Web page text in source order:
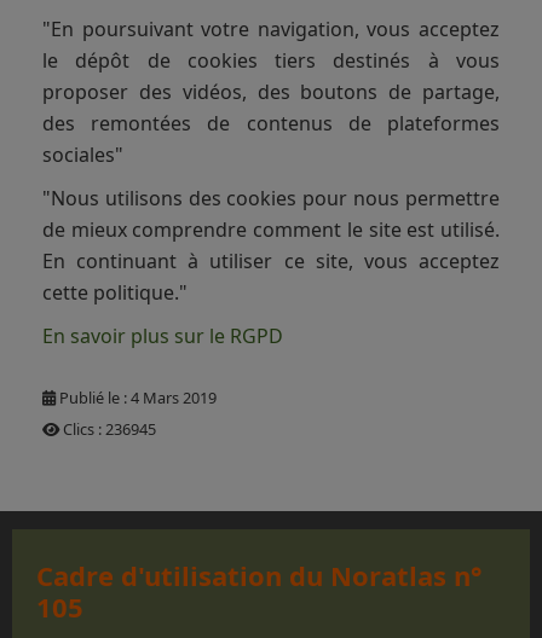
"En poursuivant votre navigation, vous acceptez
le dépôt de cookies tiers destinés à vous
proposer des vidéos, des boutons de partage,
des remontées de contenus de plateformes
sociales"
"Nous utilisons des cookies pour nous permettre
de mieux comprendre comment le site est utilisé.
En continuant à utiliser ce site, vous acceptez
cette politique."
En savoir plus sur le RGPD
Publié le : 4 Mars 2019
Clics : 236945
Cadre d'utilisation du Noratlas n°
105